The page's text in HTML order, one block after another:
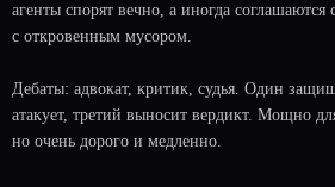
агенты спорят вечно, а иногда соглашаются
с откровенным мусором.
Дебаты: адвокат, критик, судья. Один
атакует, третий выносит вердикт. Мощно
но очень дорого и медленно.
работают сервисы IaaS, PaaS и SaaS
вопросы, которые могут спросить на
Что такое Apache Kafka
Сколько зарабатывают go-разработчики
Мы регулярно отвечаем на частые вопросы по